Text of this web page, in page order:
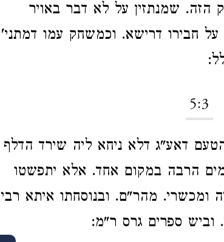
הזה. שמנתזין על לא דבר באויר
חבירו דרישא. וכמשחק עמו דמתני'
5:3
דאע"ג דלא ניחא ליה שירד הדלף
מים הרבה במקום אחד. אלא יתפשטו
ומכשרי. מהר"ם. ובנוסחתו איתא רבי
וביש ספרים גרס ר"מ: